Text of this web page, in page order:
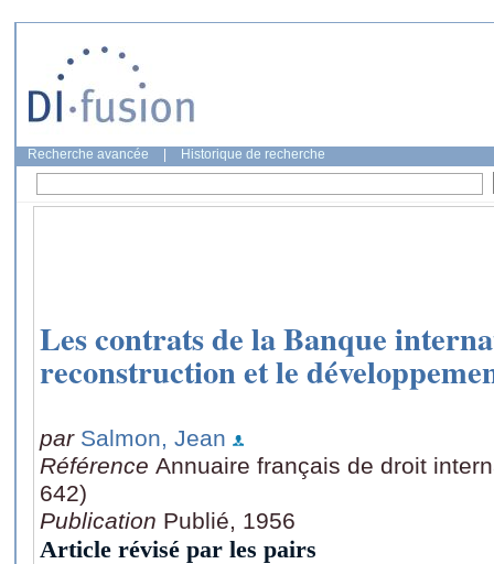
Recherche avancée Historique de recherche
Les contrats de la Banque
reconstruction et le
par Salmon, Jean
Référence Annuaire français de droit
642)
Publication Publié, 1956
Article révisé par les pairs